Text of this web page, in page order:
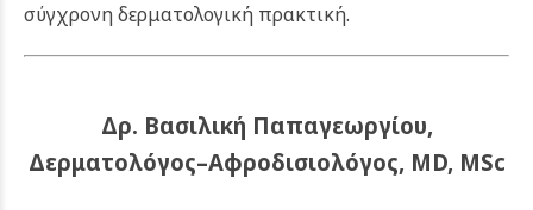
σύγχρονη δερματολογική πρακτική.
Δρ. Βασιλική Παπαγεωργίου,
Δερματολόγος–Αφροδισιολόγος, MD, MSc